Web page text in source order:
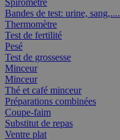
Spirometre
Bandes de test: urine, sang,....
Thermomètre
Test de fertilité
Pesé
Test de grossesse
Minceur
Minceur
Thé et café minceur
Préparations combinées
Coupe-faim
Substitut de repas
Ventre plat